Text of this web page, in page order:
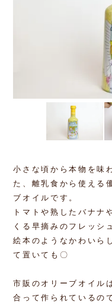
小さな頃から本物を味
た、離乳食から使える
ブオイルです。
トマトや熟したバナナ
くる早摘みのフレッシ
絵本のようなかわいら
て置いても〇
市販のオリーブオイル
合って作られているの